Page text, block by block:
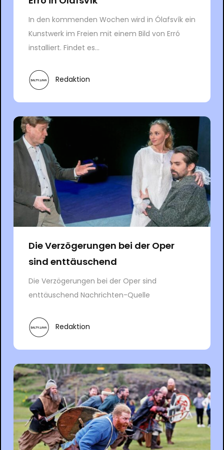
In den kommenden Wochen wird in Ólafsvík ein
Kunstwerk im Freien mit einem Bild von Erró
installiert. Findet es...
Redaktion
Die Verzögerungen bei der Oper
sind enttäuschend
Die Verzögerungen bei der Oper sind
enttäuschend Nachrichten-Quelle
Redaktion